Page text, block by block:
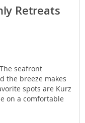
Retreats
seafront
the breeze makes
spots are Kurz
on a comfortable